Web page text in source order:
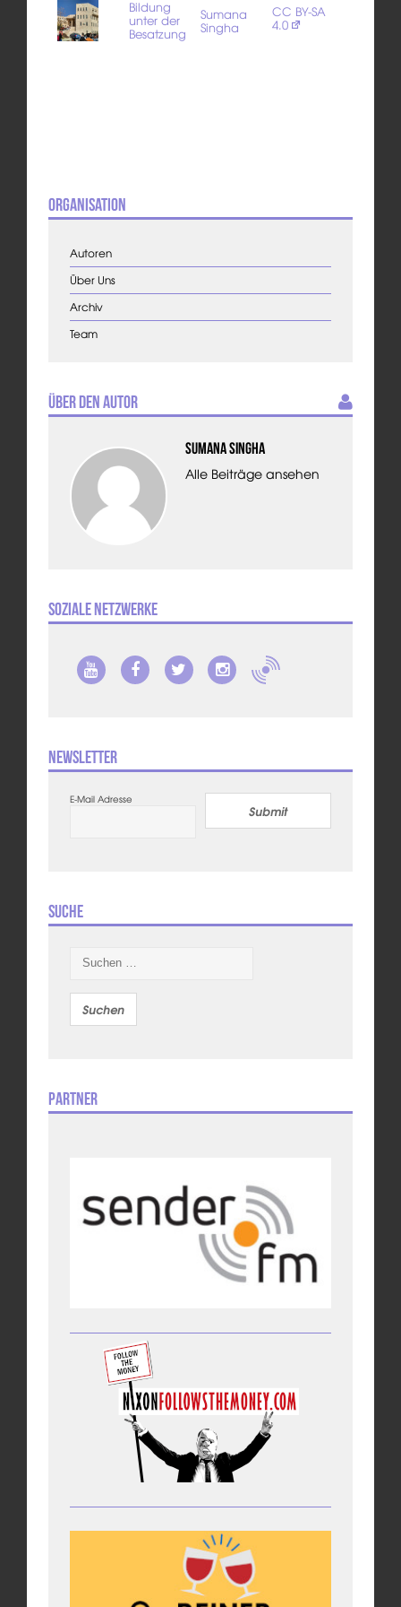
Bildung
unter der
Besatzung
Sumana
Singha
CC BY-SA
4.0
Organisation
Autoren
Über Uns
Archiv
Team
Über den Autor
Sumana Singha
Alle Beiträge ansehen
Soziale Netzwerke
Newsletter
E-Mail Adresse
Submit
Suche
nach:
Partner